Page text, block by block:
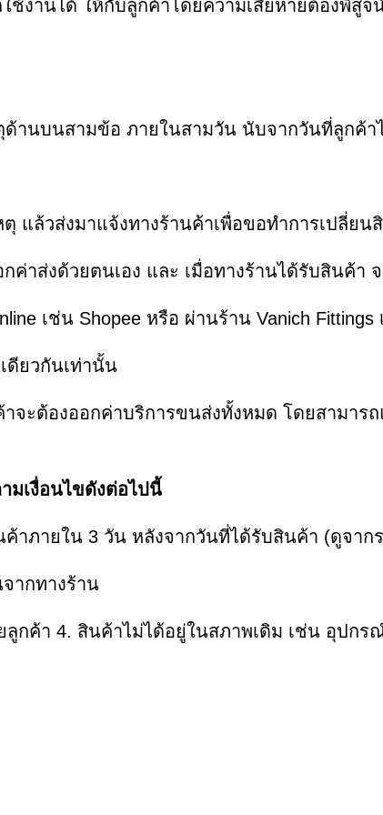
งานได้ ให้กับลูกค้าโดยความเสียหายต้องพิสู
ด้านบนสามข้อ ภายในสามวัน นับจากวันที่ลูกค้
แล้วส่งมาแจ้งทางร้านค้าเพื่อขอทำการเปลี่ยน
าส่งด้วยตนเอง และ เมื่อทางร้านได้รับสินค้า
เช่น Shopee หรือ ผ่านร้าน Vanich Fittings
ดียวกันเท่านั้น
จะต้องออกค่าบริการขนส่งทั้งหมด โดยสามา
มเงื่อนไขดังต่อไปนี้
าภายใน 3 วัน หลังจากวันที่ได้รับสินค้า (ดูจา
ากทางร้าน
กค้า 4. สินค้าไม่ได้อยู่ในสภาพเดิม เช่น อุปกร